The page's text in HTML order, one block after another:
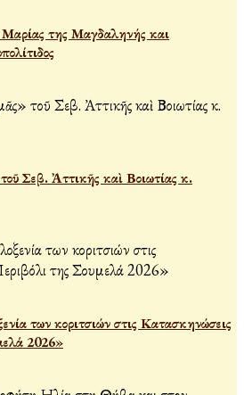
της Μαγδαληνής και
Σεβ. Ἀττικῆς καὶ Βοιωτίας κ.
των κοριτσιών στις Κατασκηνώσεις
2026»